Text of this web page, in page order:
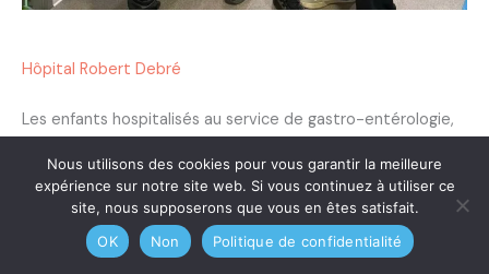
Hôpital Robert Debré
Les enfants hospitalisés au service de gastro-entérologie,
reçu de magnifiques cadeaux de la part du Père Noël de
LHF Espoir. Ils ont également profité des délicieux desserts
offerts par le Chef Pierre Sang.
Nous utilisons des cookies pour vous garantir la meilleure
expérience sur notre site web. Si vous continuez à utiliser ce
site, nous supposerons que vous en êtes satisfait.
OK
Non Politique de confidentialité